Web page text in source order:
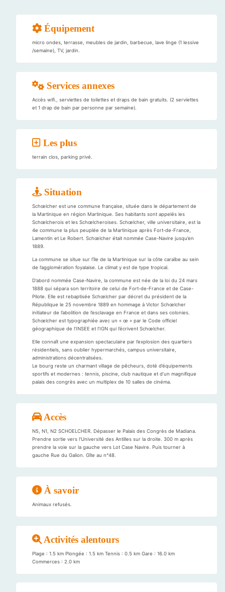
Équipement
micro ondes, terrasse, meubles de jardin, barbecue, lave linge (1 lessive
/semaine), TV, jardin.
Services annexes
Accès wifi., serviettes de toilettes et draps de bain gratuits. (2 serviettes
et 1 drap de bain par personne par semaine).
Les plus
terrain clos, parking privé.
Situation
Schœlcher est une commune française, située dans le département de
la Martinique en région Martinique. Ses habitants sont appelés les
Schœlcherois et les Schœlcheroises. Schœlcher, ville universitaire, est la
4e commune la plus peuplée de la Martinique après Fort-de-France,
Lamentin et Le Robert. Schœlcher était nommée Case-Navire jusqu’en
1889.
La commune se situe sur l’île de la Martinique sur la côte caraïbe au sein
de l’agglomération foyalaise. Le climat y est de type tropical.
D’abord nommée Case-Navire, la commune est née de la loi du 24 mars
1888 qui sépara son territoire de celui de Fort-de-France et de Case-
Pilote. Elle est rebaptisée Schœlcher par décret du président de la
République le 25 novembre 1889 en hommage à Victor Schœlcher
initiateur de l’abolition de l’esclavage en France et dans ses colonies.
Schœlcher est typographiée avec un « œ » par le Code officiel
géographique de l’INSEE et l’IGN qui l’écrivent Schœlcher.
Elle connaît une expansion spectaculaire par l’explosion des quartiers
résidentiels, sans oublier hypermarchés, campus universitaire,
administrations décentralisées.
Le bourg reste un charmant village de pêcheurs, doté d’équipements
sportifs et modernes : tennis, piscine, club nautique et d’un magnifique
palais des congrès avec un multiplex de 10 salles de cinéma.
Accès
N5, N1, N2 SCHOELCHER. Dépasser le Palais des Congrès de Madiana.
Prendre sortie vers l'Université des Antilles sur la droite. 300 m après
prendre la voie sur la gauche vers Lot Case Navire. Puis tourner à
gauche Rue du Galion. Gîte au n°48.
À savoir
Animaux refusés.
Activités alentours
Plage : 1.5 km Plongée : 1.5 km Tennis : 0.5 km Gare : 16.0 km
Commerces : 2.0 km